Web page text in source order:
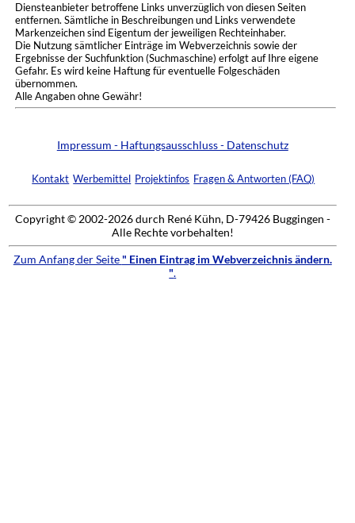
Diensteanbieter betroffene Links unverzüglich von diesen Seiten
entfernen. Sämtliche in Beschreibungen und Links verwendete
Markenzeichen sind Eigentum der jeweiligen Rechteinhaber.
Die Nutzung sämtlicher Einträge im Webverzeichnis sowie der
Ergebnisse der Suchfunktion (Suchmaschine) erfolgt auf Ihre eigene
Gefahr. Es wird keine Haftung für eventuelle Folgeschäden
übernommen.
Alle Angaben ohne Gewähr!
Impressum - Haftungsausschluss - Datenschutz
Kontakt Werbemittel Projektinfos Fragen & Antworten (FAQ)
Copyright © 2002-2026 durch René Kühn, D-79426 Buggingen -
Alle Rechte vorbehalten!
Zum Anfang der Seite " Einen Eintrag im Webverzeichnis ändern.
".